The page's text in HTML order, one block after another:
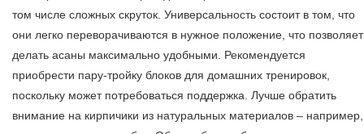
том числе сложных скруток. Универсальность состоит в том, что
они легко переворачиваются в нужное положение, что позволяет
делать асаны максимально удобными. Рекомендуется
приобрести пару-тройку блоков для домашних тренировок,
поскольку может потребоваться поддержка. Лучше обратить
внимание на кирпичики из натуральных материалов – например,